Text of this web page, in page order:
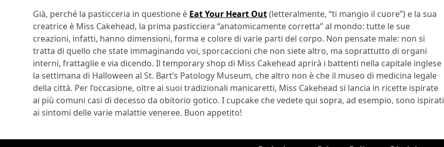
Già, perché la pasticceria in questione è Eat Your Heart Out(letteralmente, “ti mangio il cuore”) e la sua
creatrice è Miss Cakehead, la prima pasticciera “anatomicamente corretta” al mondo: tutte le sue
creazioni, infatti, hanno dimensioni, forma e colore di varie parti del corpo. Non pensate male: non si
tratta di quello che state immaginando voi, sporcaccioni che non siete altro, ma soprattutto di organi
interni, frattaglie e via dicendo. Il temporary shop di Miss Cakehead aprirà i battenti nella capitale inglese
la settimana di Halloween al St. Bart’s Patology Museum, che altro non è che il museo di medicina legale
della città. Per l’occasione, oltre ai suoi tradizionali manicaretti, Miss Cakehead si lancia in ricette ispirate
ai più comuni casi di decesso da obitorio gotico. I cupcake che vedete qui sopra, ad esempio, sono ispirati
ai sintomi delle varie malattie veneree. Buon appetito!